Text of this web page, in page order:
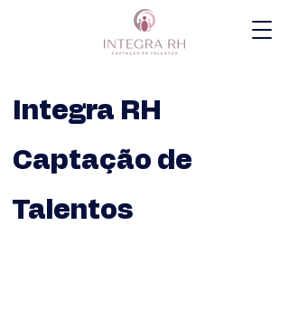
Integra RH
Captação de
Talentos